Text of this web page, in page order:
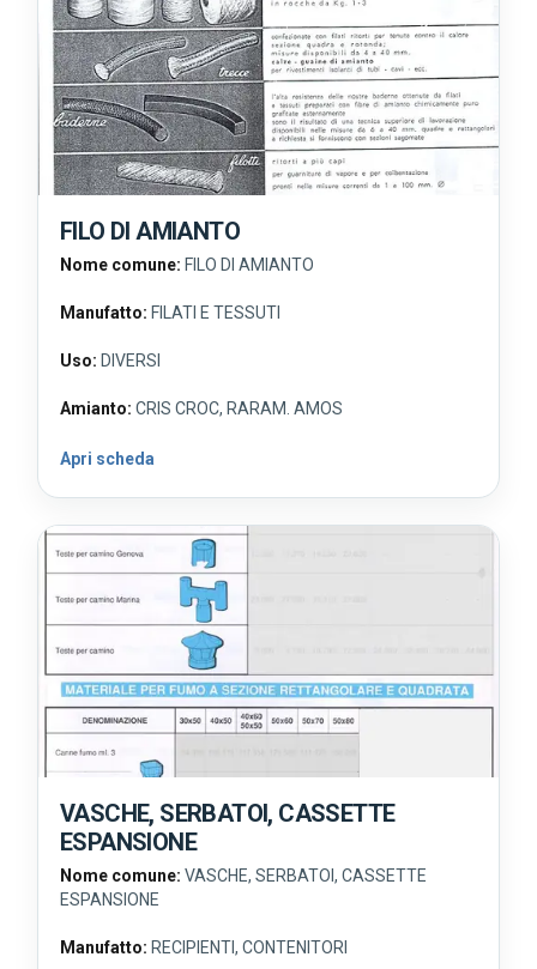
FILO DI AMIANTO
Nome comune: FILO DI AMIANTO
Manufatto: FILATI E TESSUTI
Uso: DIVERSI
Amianto: CRIS CROC, RARAM. AMOS
Apri scheda
VASCHE, SERBATOI, CASSETTE
ESPANSIONE
Nome comune: VASCHE, SERBATOI, CASSETTE
ESPANSIONE
Manufatto: RECIPIENTI, CONTENITORI